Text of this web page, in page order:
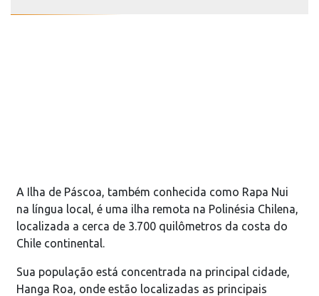
A Ilha de Páscoa, também conhecida como Rapa Nui
na língua local, é uma ilha remota na Polinésia Chilena,
localizada a cerca de 3.700 quilômetros da costa do
Chile continental.
Sua população está concentrada na principal cidade,
Hanga Roa, onde estão localizadas as principais